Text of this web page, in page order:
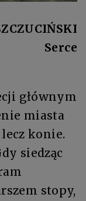
Serce
głównym
miasta
konie.
siedząc
stopy,